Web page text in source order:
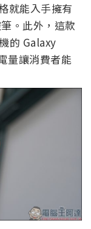
就能入手擁有
。此外，這款
的 Galaxy
量讓消費者能